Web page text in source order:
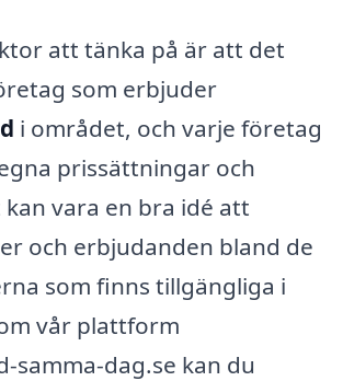
att tänka på är att det
som erbjuder
i området, och varje företag
prissättningar och
vara en bra idé att
och erbjudanden bland de
som finns tillgängliga i
vår plattform
samma-dag.se kan du